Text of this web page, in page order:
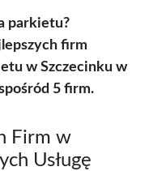
parkietu?
firm
w Szczecinku w
5 firm.
Firm w
Usługę